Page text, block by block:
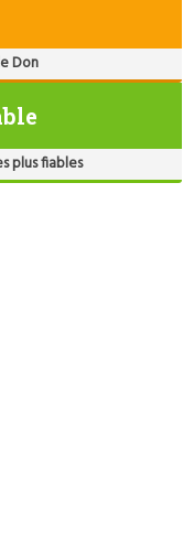
Don
plus fiables